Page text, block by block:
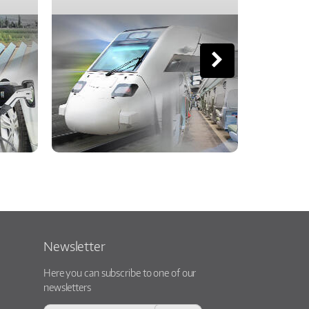
Newsletter
Here you can subscribe to one of our
newsletters